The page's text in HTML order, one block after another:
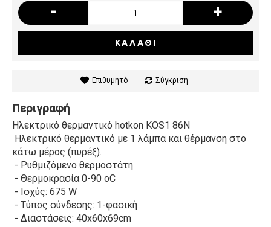
- +
ΚΑΛΆΘΙ
Επιθυμητό Σύγκριση
Περιγραφή
Ηλεκτρικό θερμαντικό hotkon KOS1 86N
Ηλεκτρικό θερμαντικό με 1 λάμπα και θέρμανση στο
κάτω μέρος (πυρέξ).
- Ρυθμιζόμενο θερμοστάτη
- Θερμοκρασία 0-90 οC
- Ισχύς: 675 W
- Tύπος σύνδεσης: 1-φασική
- Διαστάσεις: 40x60x69cm